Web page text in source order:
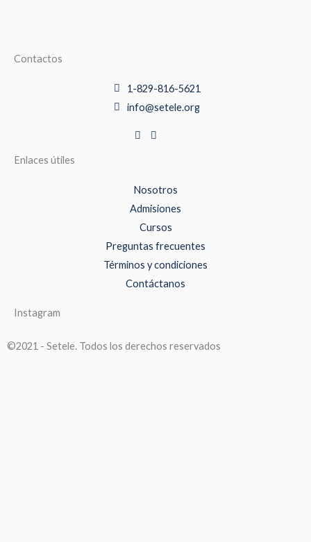
Contactos
1-829-816-5621
info@setele.org
Enlaces útiles
Nosotros
Admisiones
Cursos
Preguntas frecuentes
Términos y condiciones
Contáctanos
Instagram
©2021 - Setele. Todos los derechos reservados